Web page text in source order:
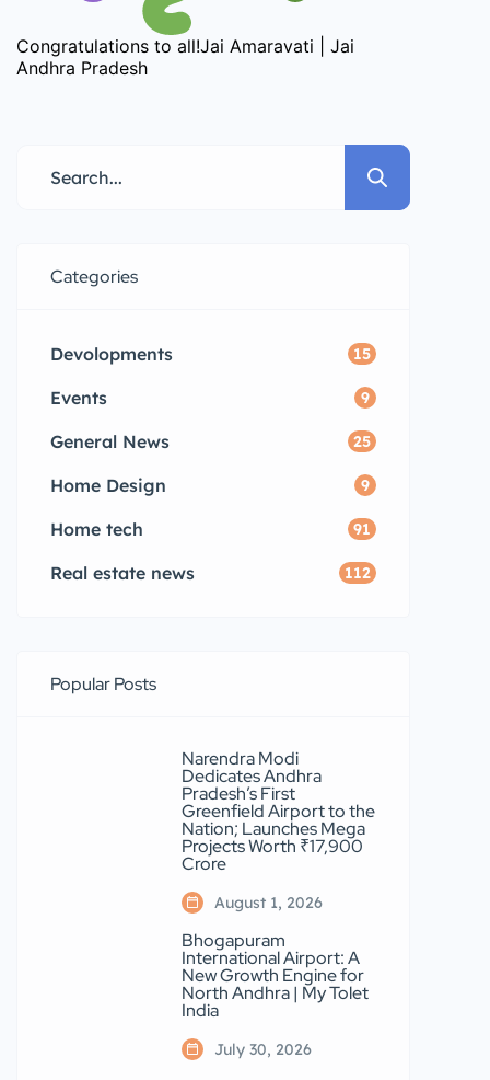
Congratulations to all!Jai Amaravati | Jai
Andhra Pradesh
Categories
Devolopments 15
Events 9
General News 25
Home Design 9
Home tech 91
Real estate news 112
Popular Posts
Narendra Modi
Dedicates Andhra
Pradesh’s First
Greenfield Airport to the
Nation; Launches Mega
Projects Worth ₹17,900
Crore
August 1, 2026
Bhogapuram
International Airport: A
New Growth Engine for
North Andhra | My Tolet
India
July 30, 2026